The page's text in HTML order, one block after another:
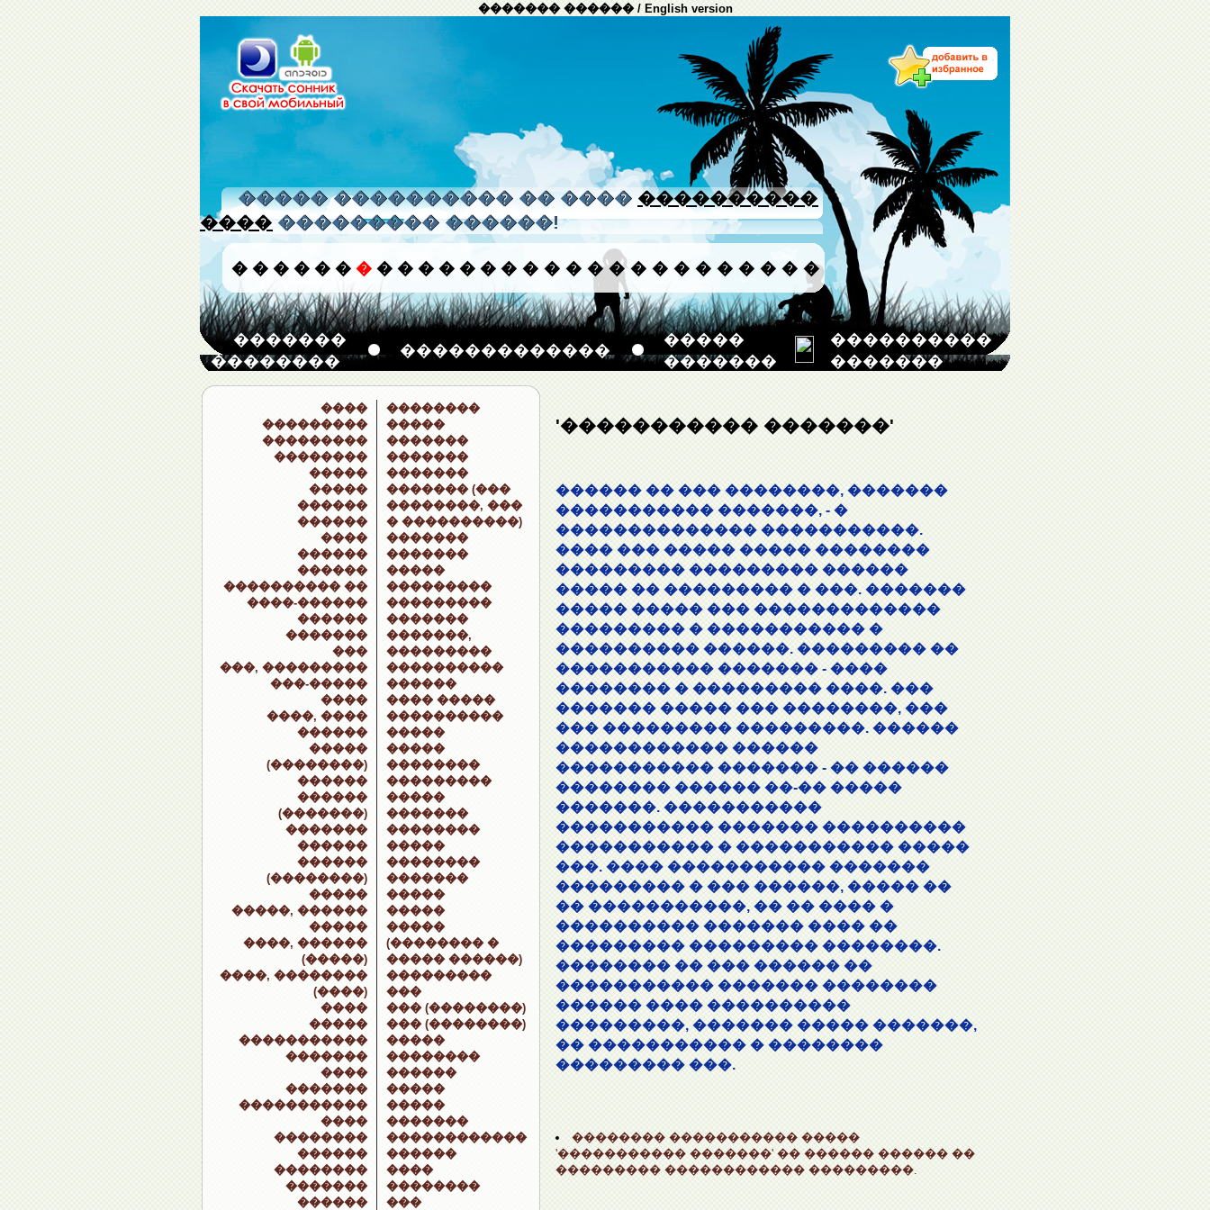
������� ������/ English version
����� ���������� �� ���� ����������
���� ��������� ������!
� � � � � � � � � � � � � � � � � � � � � � � � � � � �
�������
��������
�������������
�����
�������
����������
�������
����
���������
���������
��������
�����
�����
������
������
����
������
������
���������� ��
����-������
������
�������
���
���, ���������
���-�����
����
����, ����
������
�����
(��������)
������
������
(�������)
�������
������
������
(��������)
�����
�����, ������
�����
����, ������
(�����)
����, ��������
(����)
����
�����
�����������
�������
����
�������
�����������
����
��������
������
��������
�������
������
��������
�����
�������
�������
�������
������� (���
��������, ���
� ����������)
�������
�������
�����
���������
���������
�������
�������,
���������
����������
������
���� �����
����������
�����
�����
��������
���������
�����
�������
��������
�����
��������
�������
�����
�����
�����
(�������� �
����� ������)
���������
���
��� (��������)
��� (��������)
�����
��������
������
�����
�����
�������
������������
������
����
��������
���
'����������� �������'
������ �� ��� ��������, �������
����������� �������, - �
�������������� �����������.
���� ��� ����� ����� ��������
��������� ��������� ������
����� �� ��������� � ���. �������
����� ����� ��� �������������
��������� � ����������� �
���������� ������. ��������� ��
����������� ������� - ����
�������� � ��������� ����. ���
������� ����� ��� ��������, ���
��� ��������� ���������. ������
������������ ������
����������� ������� - �� ������
�������� ������ ��-�� �����
�������. �����������
����������� ������� ����������
����������� � ����������� �����
���. ���� ����������� �������
��������� � ��� ������, ����� ��
�� �����������, �� �� ���� �
���������� ������� ���� ��
��������� ��������� ��������.
�������� �� ��� ������ ��
����������� ������� ��������
������ ���� ����������
���������, ������� ����� �������,
�� ����������� � ��������
��������� ���.
�������� ����������� �����
'����������� �������' �� ������ ������ ��
��������� ������������ ���������.